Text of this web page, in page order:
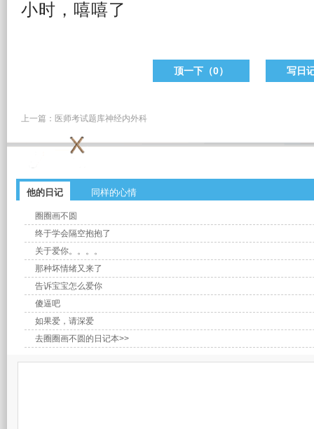
小时，嘻嘻了
顶一下（0） 写日
上一篇： 医师考试题库神经内外科
他的日记 同样的心情
圈圈画不圆
终于学会隔空抱抱了
关于爱你。。。。
那种坏情绪又来了
告诉宝宝怎么爱你
傻逼吧
如果爱，请深爱
去圈圈画不圆的日记本>>